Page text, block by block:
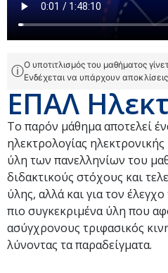
ⓘΟ υποτιτλισμός του μαθήματος
Ενδέχεται να υπάρχουν
ΕΠΑΛ
Το παρόν μάθημα αποτελεί
ηλεκτρολογίας
ύλη των πανελληνίων του
διδακτικούς στόχους και
ύλης, αλλά και για τον
πιο συγκεκριμένα ύλη που
ασύγχρονους τριφασικός
λύνοντας τα παραδείγματα.